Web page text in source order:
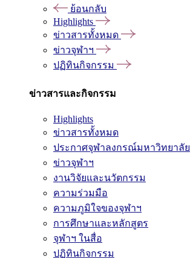
ย้อนกลับ
Highlights
ข่าวสารทั้งหมด
ข่าวจุฬาฯ
ปฏิทินกิจกรรม
ข่าวสารและกิจกรรม
Highlights
ข่าวสารทั้งหมด
ประกาศจุฬาลงกรณ์มหาวิทยาลัย
ข่าวจุฬาฯ
งานวิจัยและนวัตกรรม
ความร่วมมือ
ความภูมิใจของจุฬาฯ
การศึกษาและหลักสูตร
จุฬาฯ ในสื่อ
ปฏิทินกิจกรรม